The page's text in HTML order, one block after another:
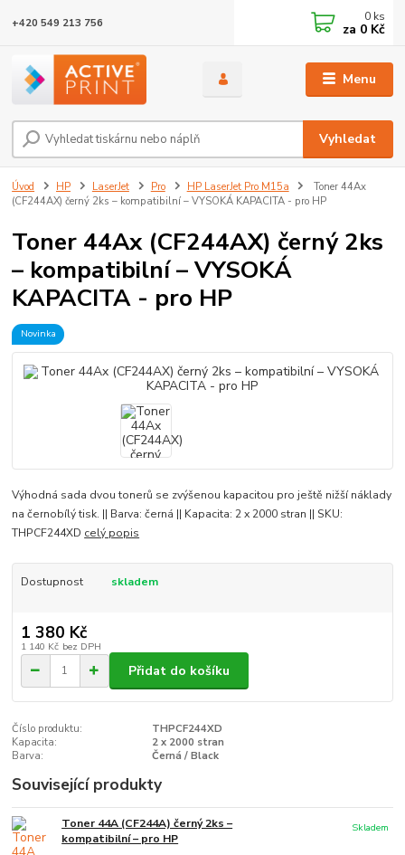
Menu
Vyhledat
+420 549 213 756 0 ks
za 0 Kč
Úvod HP LaserJet Pro HP LaserJet Pro M15a
Toner 44Ax
(CF244AX) černý 2ks – kompatibilní – VYSOKÁ KAPACITA - pro HP
Toner 44Ax (CF244AX) černý 2ks
– kompatibilní – VYSOKÁ
KAPACITA - pro HP
Novinka
Výhodná sada dvou tonerů se zvýšenou kapacitou pro ještě nižší náklady
na černobílý tisk. || Barva: černá || Kapacita: 2 x 2000 stran || SKU:
THPCF244XD celý popis
Dostupnost skladem
1 380 Kč
1 140 Kč bez DPH
Přidat do košíku
Číslo produktu:
THPCF244XD
Kapacita:
2 x 2000 stran
Barva:
Černá / Black
Související produkty
Toner 44A (CF244A) černý 2ks –
kompatibilní – pro HP
Skladem